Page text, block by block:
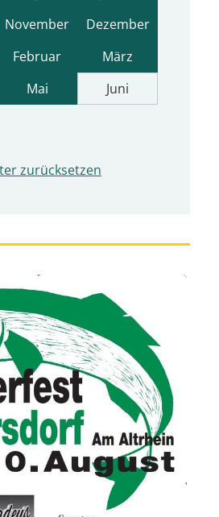
November
Dezember
Februar
März
Mai
Juni
zurücksetzen